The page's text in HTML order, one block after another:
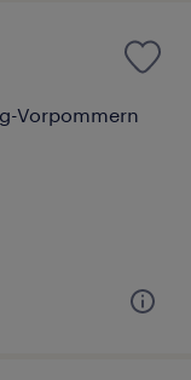
Vorpommern